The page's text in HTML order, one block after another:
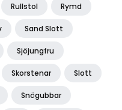
Rullstol Rymd
Sand Slott
Sjöjungfru
Skorstenar Slott
Snögubbar